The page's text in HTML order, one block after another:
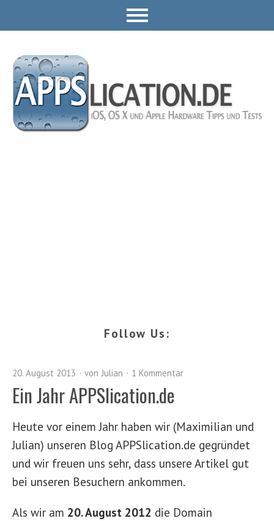
Follow Us:
20. August 2013 von Julian 1 Kommentar
Ein Jahr APPSlication.de
Heute vor einem Jahr haben wir (Maximilian und
Julian) unseren Blog APPSlication.de gegründet
und wir freuen uns sehr, dass unsere Artikel gut
bei unseren Besuchern ankommen.
Als wir am 20. August 2012 die Domain